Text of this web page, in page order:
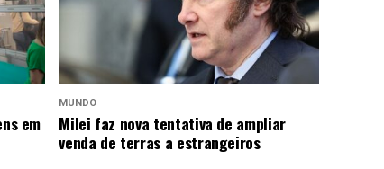
em
MUNDO
Milei faz nova tentativa de ampliar
venda de terras a estrangeiros